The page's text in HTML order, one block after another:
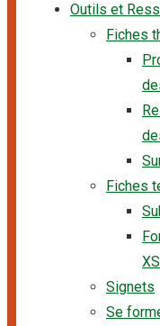
Outils et
Fiches
Fiches
Signets
Se